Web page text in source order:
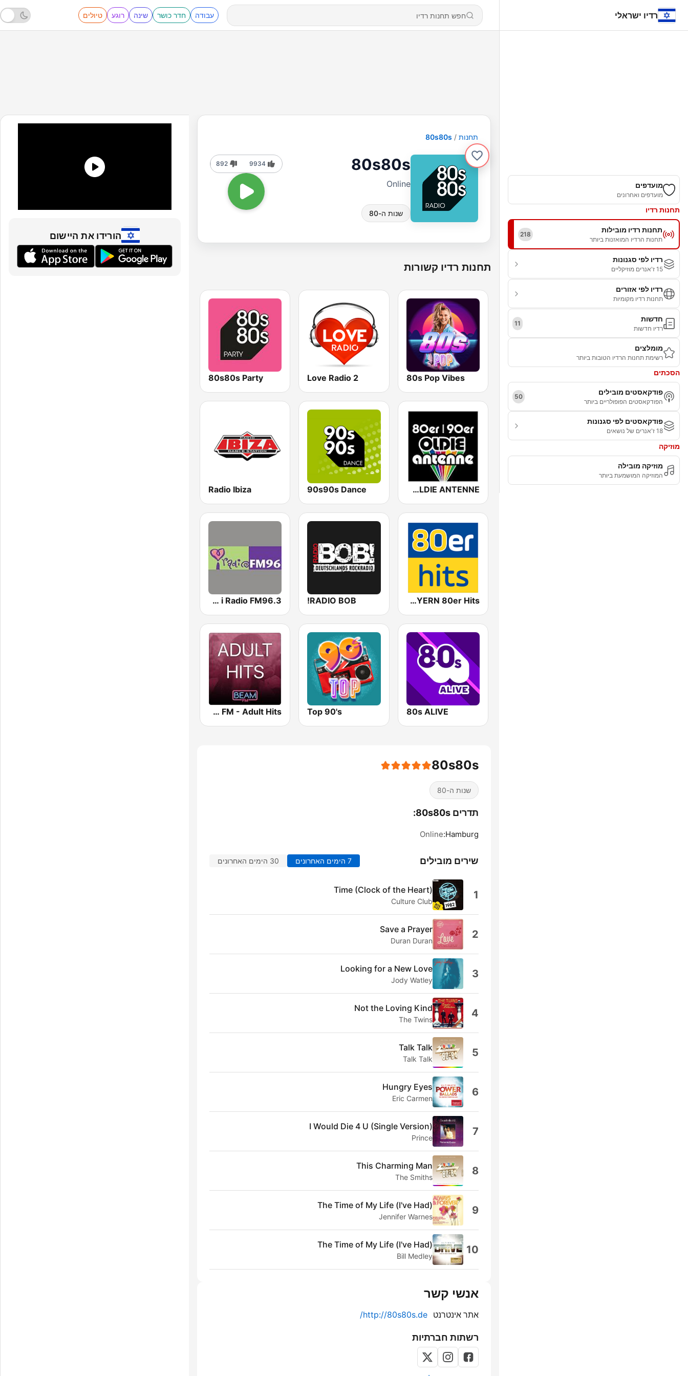
רדיו ישראלי עבודה חדר כושר שינה רוגע טיולים
מועדפים
מועדפים ואחרונים
תחנות רדיו
תחנות רדיו מובילות
תחנות הרדיו המואזנות ביותר
218
רדיו לפי סגנונות
15 ז'אנרים מוזיקליים
רדיו לפי אזורים
תחנות רדיו מקומיות
חדשות
רדיו חדשות
11
מומלצים
רשימת תחנות הרדיו הטובות ביותר
הסכתים
פודקאסטים מובילים
הפודקאסטים הפופולריים ביותר
50
פודקאסטים לפי סגנונות
18 ז'אנרים של נושאים
מוזיקה
מוזיקה מובילה
המוזיקה המושמעת ביותר
תחנות 80s80s
80s80s
Online
שנות ה-80
9934
892
תחנות רדיו קשורות
80s Pop Vibes
2 Love Radio
80s80s Party
80er 90er OLDIE ANTENNE
90s90s Dance
Radio Ibiza
ANTENNE BAYERN 80er Hits
RADIO BOB!
中廣音樂網 i Radio FM96.3
80s ALIVE
Top 90's
Beam FM - Adult Hits
80s80s
שנות ה-80
תדרים 80s80s:
Hamburg:
Online
שירים מובילים 7 הימים האחרונים 30 הימים האחרונים
1
Time (Clock of the Heart)
Culture Club
2
Save a Prayer
Duran Duran
3
Looking for a New Love
Jody Watley
4
Not the Loving Kind
The Twins
5
Talk Talk
Talk Talk
6
Hungry Eyes
Eric Carmen
7
I Would Die 4 U (Single Version)
Prince
8
This Charming Man
The Smiths
9
(I've Had) The Time of My Life
Jennifer Warnes
10
(I've Had) The Time of My Life
Bill Medley
אנשי קשר
אתר אינטרנט http://80s80s.de/
רשתות חברתיות
הורידו את היישום